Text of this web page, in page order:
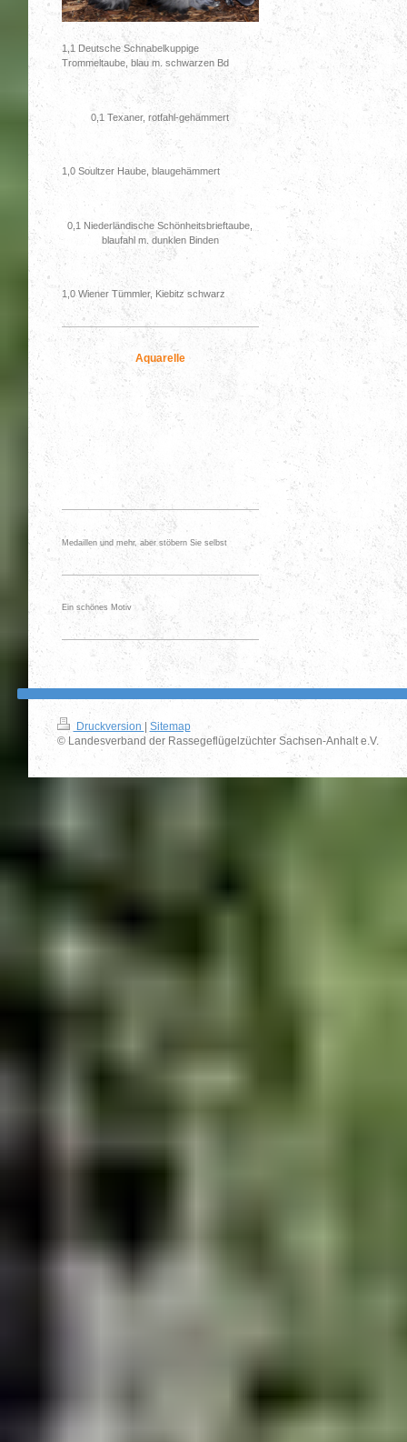
1,1 Deutsche Schnabelkuppige
Trommeltaube, blau m. schwarzen Bd
0,1 Texaner, rotfahl-gehämmert
1,0 Soultzer Haube, blaugehämmert
0,1 Niederländische Schönheitsbrieftaube,
blaufahl m. dunklen Binden
1,0 Wiener Tümmler, Kiebitz schwarz
Aquarelle
Medaillen und mehr, aber stöbern Sie selbst
Ein schönes Motiv
Druckversion | Sitemap
© Landesverband der Rassegeflügelzüchter Sachsen-Anhalt e.V.